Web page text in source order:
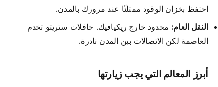
احتفظ بخزان الوقود ممتلئًا عند مرورك بالمدن.
النقل العام: محدود خارج ريكيافيك. حافلات ستريتو تخدم
العاصمة لكن الاتصالات بين المدن نادرة.
أبرز المعالم التي يجب زيارتها